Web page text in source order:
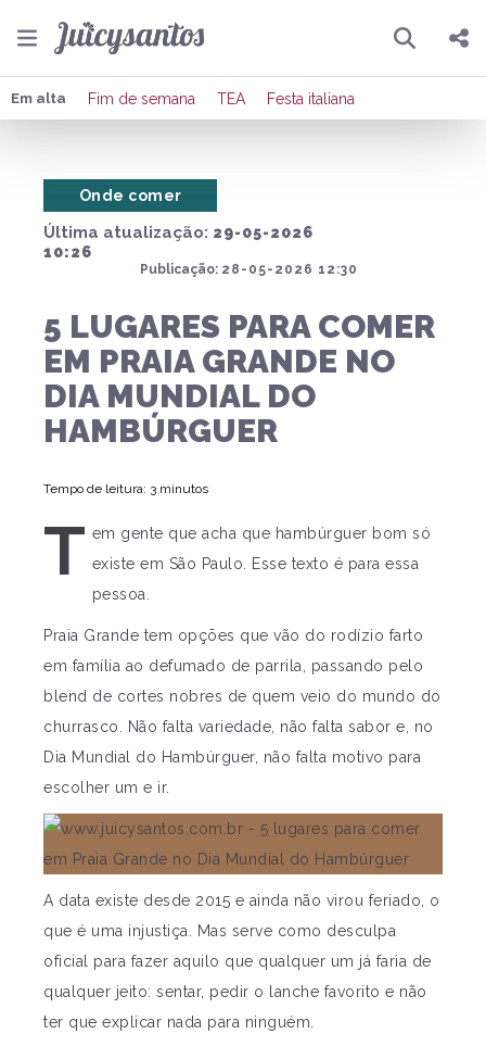
Pesquisar
Compartilhar
Em alta Fim de semana TEA Festa italiana
Última atualização: 29-05-2026
10:26
Publicação: 28-05-2026 12:30
Onde comer
5 LUGARES PARA COMER
EM PRAIA GRANDE NO
DIA MUNDIAL DO
HAMBÚRGUER
Tempo de leitura: 3 minutos
T em gente que acha que hambúrguer bom só
existe em São Paulo. Esse texto é para essa
pessoa.
Praia Grande tem opções que vão do rodízio farto
em família ao defumado de parrila, passando pelo
blend de cortes nobres de quem veio do mundo do
churrasco. Não falta variedade, não falta sabor e, no
Dia Mundial do Hambúrguer, não falta motivo para
escolher um e ir.
A data existe desde 2015 e ainda não virou feriado, o
que é uma injustiça. Mas serve como desculpa
oficial para fazer aquilo que qualquer um já faria de
qualquer jeito: sentar, pedir o lanche favorito e não
ter que explicar nada para ninguém.